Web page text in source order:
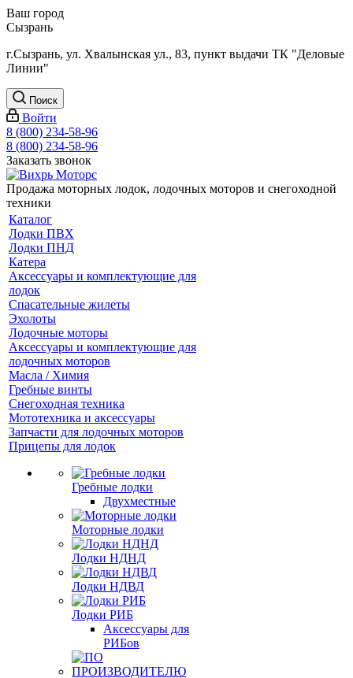
Ваш город
Сызрань
г.Сызрань, ул. Хвалынская ул., 83, пункт выдачи ТК "Деловые
Линии"
Поиск
Войти
8 (800) 234-58-96
8 (800) 234-58-96
Заказать звонок
Продажа моторных лодок, лодочных моторов и снегоходной
техники
Каталог
Лодки ПВХ
Лодки ПНД
Катера
Аксессуары и комплектующие для
лодок
Спасательные жилеты
Эхолоты
Лодочные моторы
Аксессуары и комплектующие для
лодочных моторов
Масла / Химия
Гребные винты
Снегоходная техника
Мототехника и аксессуары
Запчасти для лодочных моторов
Прицепы для лодок
Гребные лодки
Двухместные
Моторные лодки
Лодки НДНД
Лодки НДВД
Лодки РИБ
Аксессуары для
РИБов